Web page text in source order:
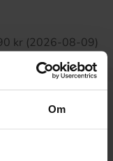
Om
kr (2026-08-09)